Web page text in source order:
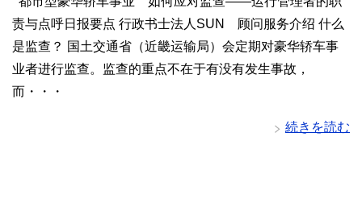
责与点呼日报要点 行政书士法人SUN 顾问服务介绍 什么
是监查？ 国土交通省（近畿运输局）会定期对豪华轿车事
业者进行监查。监查的重点不在于有没有发生事故，
而・・・
続きを読む